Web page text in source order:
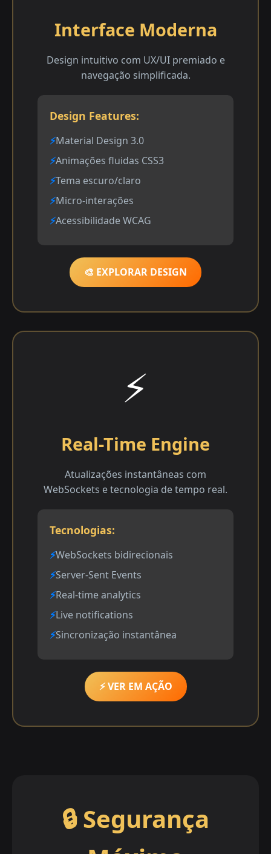
Interface Moderna
Design intuitivo com UX/UI premiado e
navegação simplificada.
Design Features:
Material Design 3.0
Animações fluidas CSS3
Tema escuro/claro
Micro-interações
Acessibilidade WCAG
🎨 EXPLORAR DESIGN
⚡
Real-Time Engine
Atualizações instantâneas com
WebSockets e tecnologia de tempo real.
Tecnologias:
WebSockets bidirecionais
Server-Sent Events
Real-time analytics
Live notifications
Sincronização instantânea
⚡ VER EM AÇÃO
🔒 Segurança